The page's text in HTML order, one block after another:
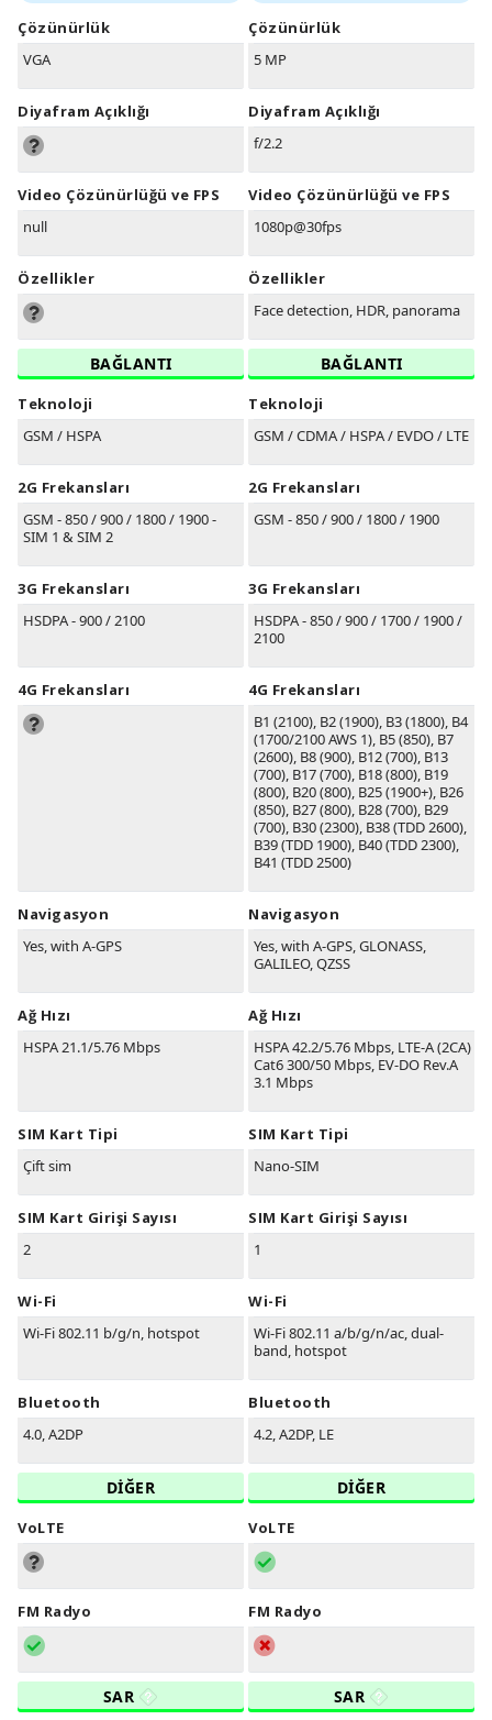
Çözünürlük
VGA
Diyafram Açıklığı
Video Çözünürlüğü ve FPS
null
Özellikler
BAĞLANTI
Teknoloji
GSM / HSPA
2G Frekansları
GSM - 850 / 900 / 1800 / 1900 -
SIM 1 & SIM 2
3G Frekansları
HSDPA - 900 / 2100
4G Frekansları
Navigasyon
Yes, with A-GPS
Ağ Hızı
HSPA 21.1/5.76 Mbps
SIM Kart Tipi
Çift sim
SIM Kart Girişi Sayısı
2
Wi-Fi
Wi-Fi 802.11 b/g/n, hotspot
Bluetooth
4.0, A2DP
DİĞER
VoLTE
FM Radyo
SAR
Çözünürlük
5 MP
Diyafram Açıklığı
f/2.2
Video Çözünürlüğü ve FPS
1080p@30fps
Özellikler
Face detection, HDR, panorama
BAĞLANTI
Teknoloji
GSM / CDMA / HSPA / EVDO / LTE
2G Frekansları
GSM - 850 / 900 / 1800 / 1900
3G Frekansları
HSDPA - 850 / 900 / 1700 / 1900 /
2100
4G Frekansları
B1 (2100), B2(1900), B3(1800), B4
(1700/2100 AWS 1), B5(850), B7
(2600), B8(900), B12(700), B13
(700), B17(700), B18(800), B19
(800), B20(800), B25(1900+), B26
(850), B27(800), B28(700), B29
(700), B30(2300), B38(TDD 2600),
B39(TDD 1900), B40(TDD 2300),
B41 (TDD 2500)
Navigasyon
Yes, with A-GPS, GLONASS,
GALILEO, QZSS
Ağ Hızı
HSPA 42.2/5.76 Mbps, LTE-A (2CA)
Cat6 300/50 Mbps, EV-DO Rev.A
3.1 Mbps
SIM Kart Tipi
Nano-SIM
SIM Kart Girişi Sayısı
1
Wi-Fi
Wi-Fi 802.11 a/b/g/n/ac, dual-
band, hotspot
Bluetooth
4.2, A2DP, LE
DİĞER
VoLTE
FM Radyo
SAR